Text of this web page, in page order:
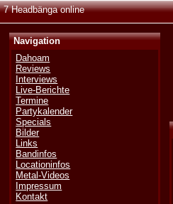
7 Headbänga online
Navigation
Dahoam
Reviews
Interviews
Live-Berichte
Termine
Partykalender
Specials
Bilder
Links
Bandinfos
Locationinfos
Metal-Videos
Impressum
Kontakt